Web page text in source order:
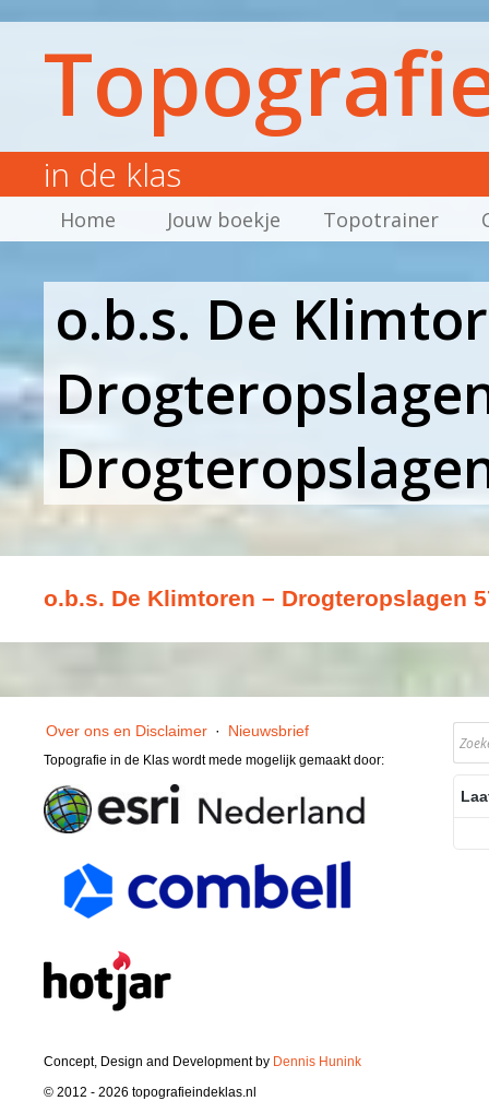
in de klas
Home Jouw boekje Topotrainer
o.b.s. De
o.b.s. De Klimtoren – Drogteropslagen
Over ons en Disclaimer · Nieuwsbrief
Topografie in de Klas wordt mede mogelijk gemaakt door:
Concept, Design and Development by Dennis Hunink
© 2012 - 2026 topografieindeklas.nl